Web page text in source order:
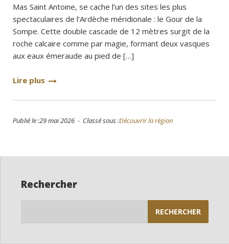
Mas Saint Antoine, se cache l’un des sites les plus
spectaculaires de l’Ardèche méridionale : le Gour de la
Sompe. Cette double cascade de 12 mètres surgit de la
roche calcaire comme par magie, formant deux vasques
aux eaux émeraude au pied de […]
Lire plus
Publié le :29 mai 2026 - Classé sous :Découvrir la région
Rechercher